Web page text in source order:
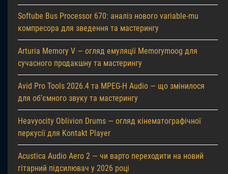
Softube Bus Processor 670: аналіз нового variable-mu
компресора для зведення та мастерингу
Arturia Memory V — огляд емуляції Memorymoog для
сучасного продакшну та мастерингу
Avid Pro Tools 2026.4 та MPEG-H Audio — що змінилося
для об’ємного звуку та мастерингу
Heavyocity Oblivion Drums — огляд кінематографічної
перкусії для Kontakt Player
Acustica Audio Aero 2 — чи варто переходити на новий
гітарний підсилювач у 2026 році